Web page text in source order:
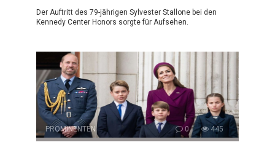
Der Auftritt des 79-jährigen Sylvester Stallone bei den
Kennedy Center Honors sorgte für Aufsehen.
PROMINENTEN 0 445